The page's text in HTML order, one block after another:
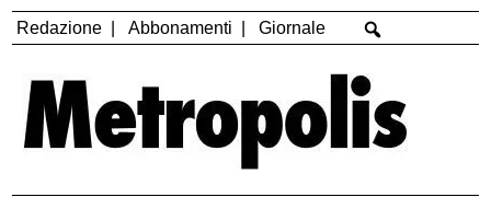
Redazione Abbonamenti Giornale